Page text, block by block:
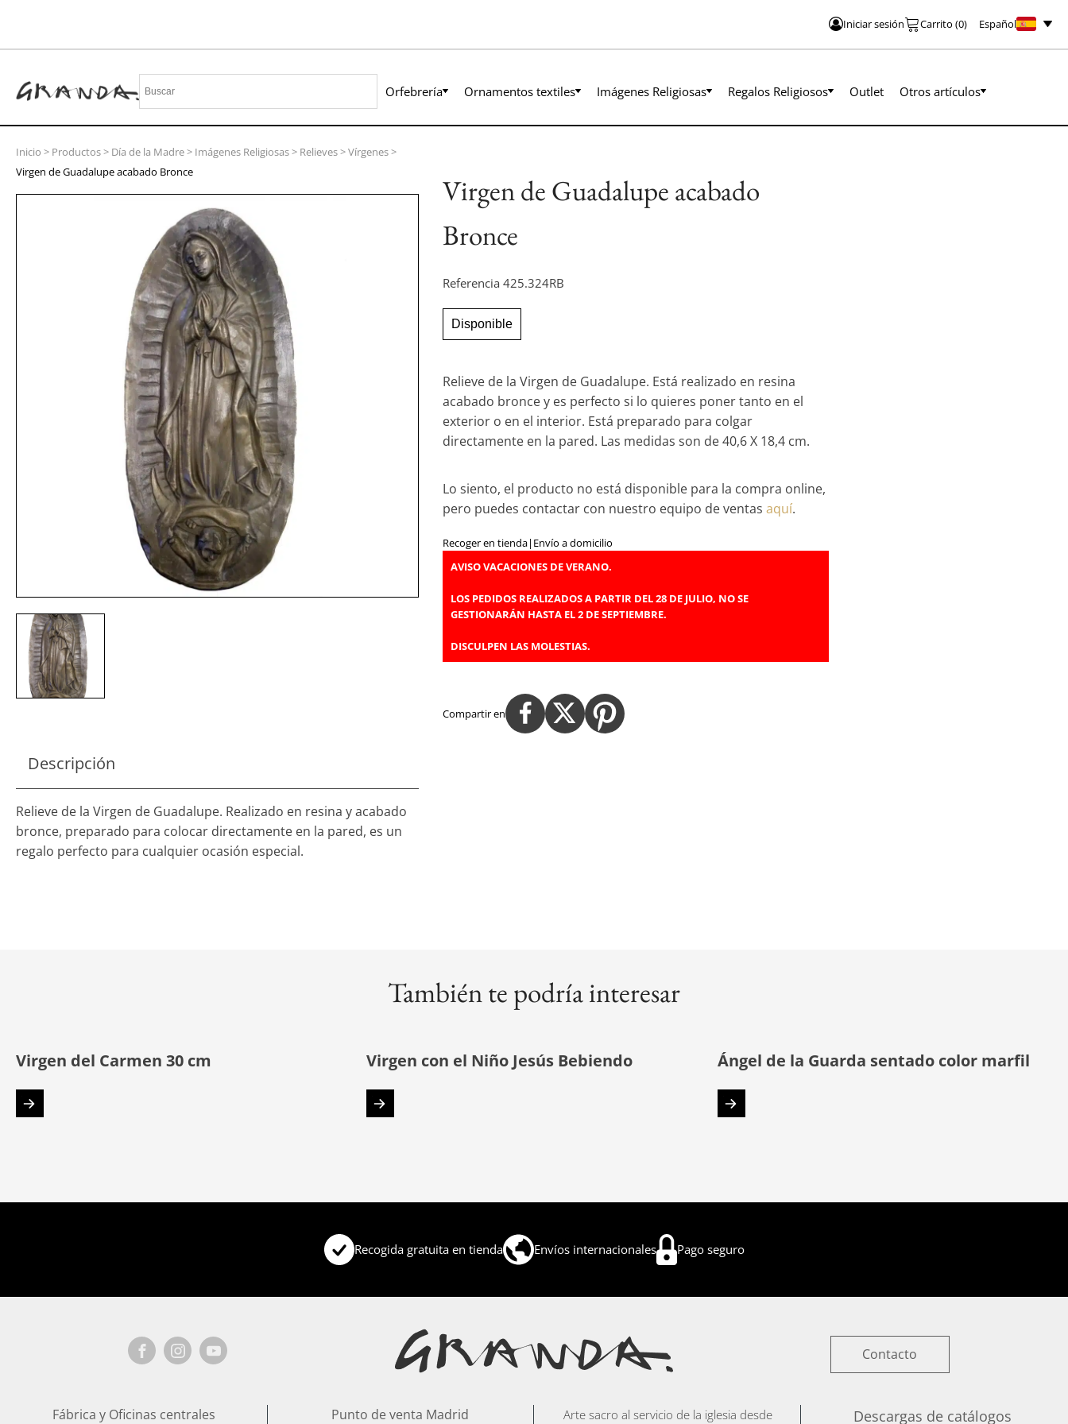
Iniciar sesión Carrito (0) Español
Orfebrería Ornamentos textiles Imágenes Religiosas Regalos Religiosos Outlet Otros artículos
Inicio > Productos> Día de la Madre> Imágenes Religiosas> Relieves>Vírgenes>
Virgen de Guadalupe acabado Bronce
Descripción
Relieve de la Virgen de Guadalupe. Realizado en resina y acabado
bronce, preparado para colocar directamente en la pared, es un
regalo perfecto para cualquier ocasión especial.
Virgen de Guadalupe acabado
Bronce
Referencia 425.324RB
Disponible
Relieve de la Virgen de Guadalupe. Está realizado en resina
acabado bronce y es perfecto si lo quieres poner tanto en el
exterior o en el interior. Está preparado para colgar
directamente en la pared. Las medidas son de 40,6 X 18,4 cm.
Lo siento, el producto no está disponible para la compra online,
pero puedes contactar con nuestro equipo de ventas aquí.
Recoger en tienda| Envío a domicilio
AVISO VACACIONES DE VERANO.
LOS PEDIDOS REALIZADOS A PARTIR DEL 28 DE JULIO, NO SE
GESTIONARÁN HASTA EL 2 DE SEPTIEMBRE.
DISCULPEN LAS MOLESTIAS.
Compartir en
También te podría interesar
Virgen del Carmen 30 cm Virgen con el Niño Jesús Bebiendo Ángel de la Guarda sentado color marfil
Recogida gratuita en tienda Envíos internacionales Pago seguro
Contacto
Fábrica y Oficinas centrales Punto de venta Madrid Arte sacro al servicio de la iglesia desde Descargas de catálogos